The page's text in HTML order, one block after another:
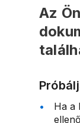
Az
Ha a